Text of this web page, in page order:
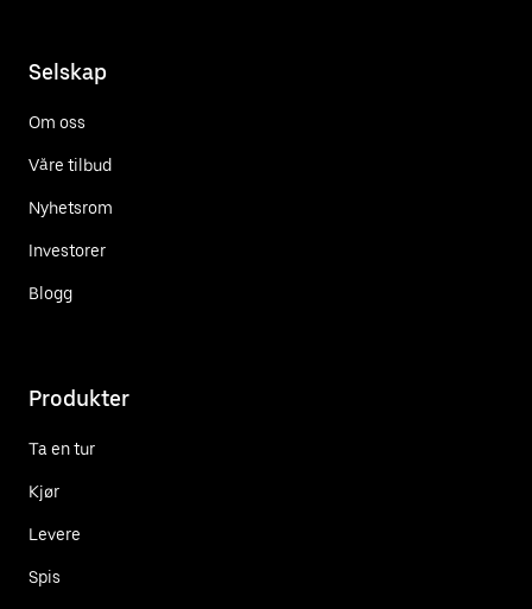
Selskap
Om oss
Våre tilbud
Nyhetsrom
Investorer
Blogg
Produkter
Ta en tur
Kjør
Levere
Spis